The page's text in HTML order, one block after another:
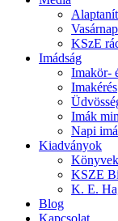
KSzE
Imádság
Imakör-
Imakérés
Imák
Napi
Kiadványok
Könyvek
KSZE
K. E.
Blog
Kapcsolat